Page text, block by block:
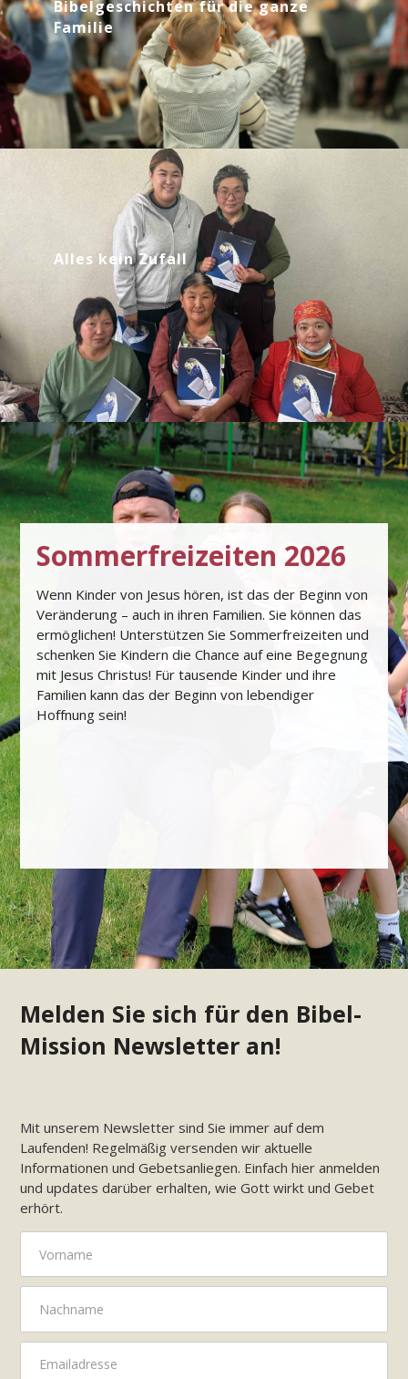
Bibelgeschichten für die ganze
Familie
Alles kein Zufall
Sommerfreizeiten 2026
Wenn Kinder von Jesus hören, ist das der Beginn von
Veränderung – auch in ihren Familien. Sie können das
ermöglichen! Unterstützen Sie Sommerfreizeiten und
schenken Sie Kindern die Chance auf eine Begegnung
mit Jesus Christus! Für tausende Kinder und ihre
Familien kann das der Beginn von lebendiger
Hoﬀnung sein!
Melden Sie sich für den Bibel-
Mission Newsletter an!
Mit unserem Newsletter sind Sie immer auf dem
Laufenden! Regelmäßig versenden wir aktuelle
Informationen und Gebetsanliegen. Einfach hier anmelden
und updates darüber erhalten, wie Gott wirkt und Gebet
erhört.